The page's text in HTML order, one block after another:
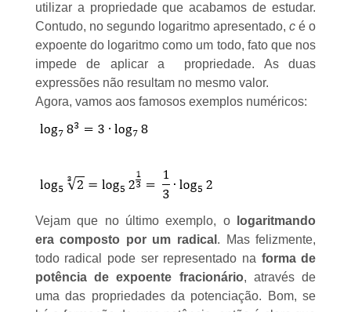
utilizar a propriedade que acabamos de estudar.
Contudo, no segundo logaritmo apresentado,c é o
expoente do logaritmo como um todo, fato que nos
impede de aplicar a propriedade. As duas
expressões não resultam no mesmo valor.
Agora, vamos aos famosos exemplos numéricos:
Vejam que no último exemplo, o
logaritmando
era composto por um radical . Mas felizmente,
todo radical pode ser representado na forma de
potência de expoente fracionário, através de
uma das propriedades da potenciação. Bom, se